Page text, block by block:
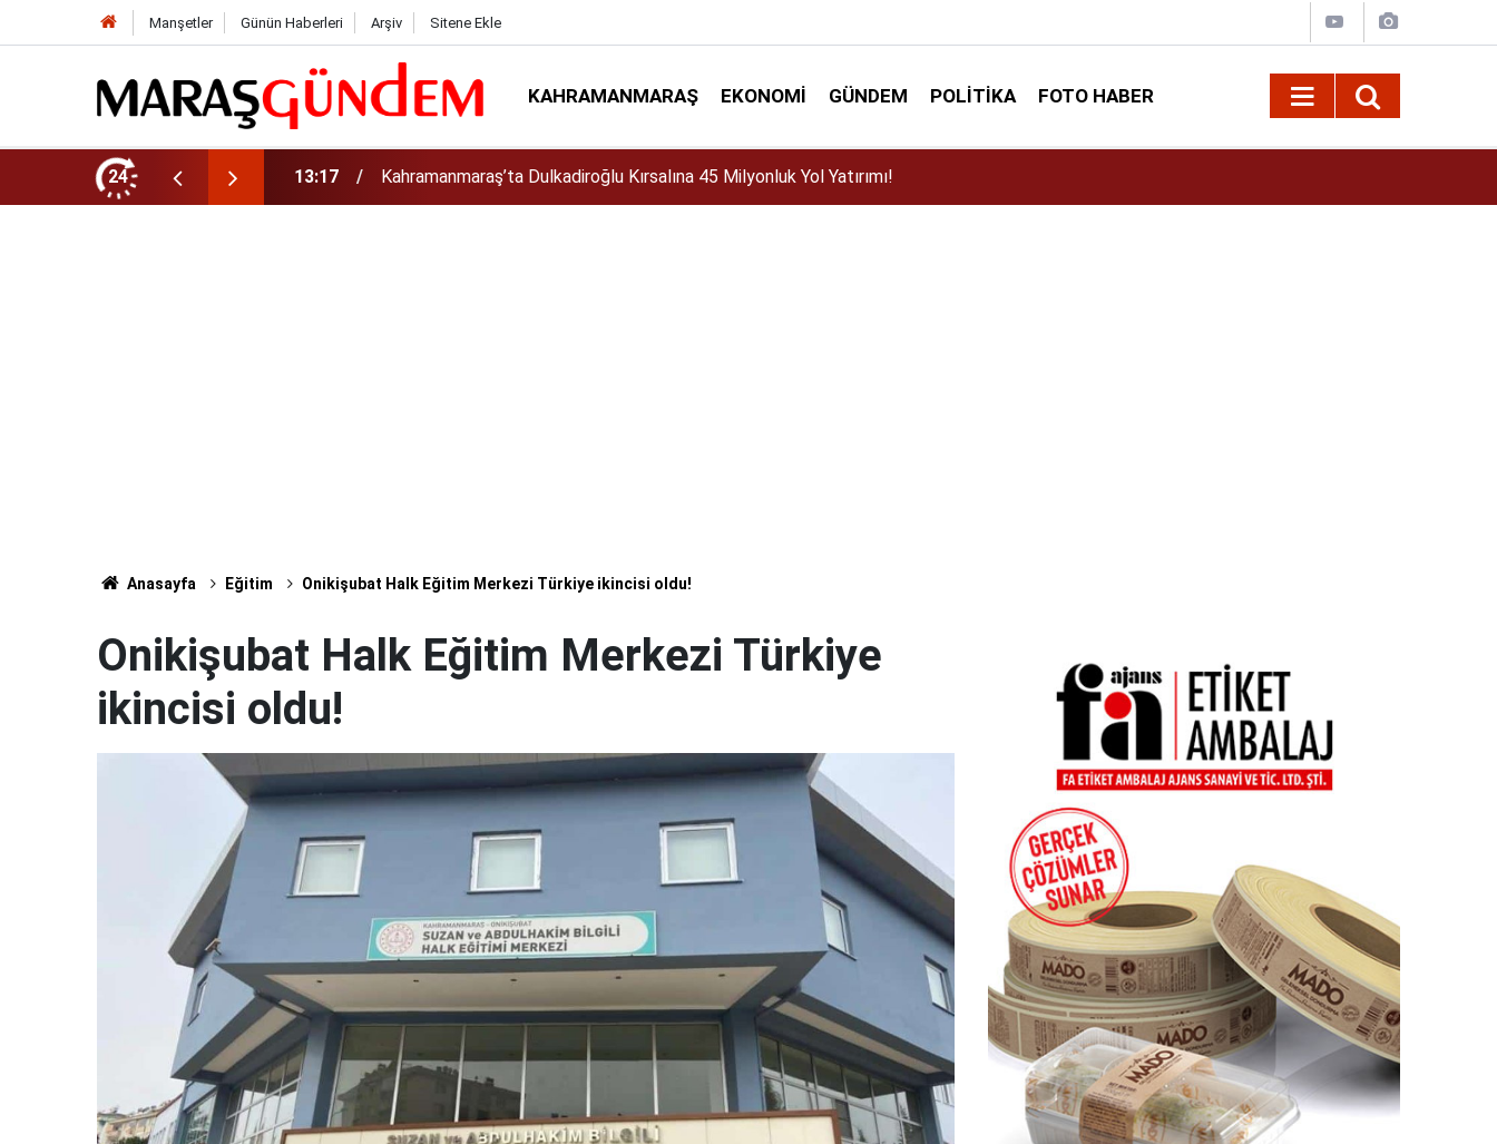
Manşetler Günün Haberleri Arşiv Sitene Ekle
KAHRAMANMARAŞ EKONOMI GÜNDEM POLITIKA FOTO HABER
24
Yol Yatırımı! 13:13 Geleneksel Ağustos Fuarı'nda Sahne Zakkum'un!
Anasayfa Eğitim Onikişubat Halk Eğitim Merkezi Türkiye ikincisi oldu!
Onikişubat Halk Eğitim Merkezi Türkiye
ikincisi oldu!